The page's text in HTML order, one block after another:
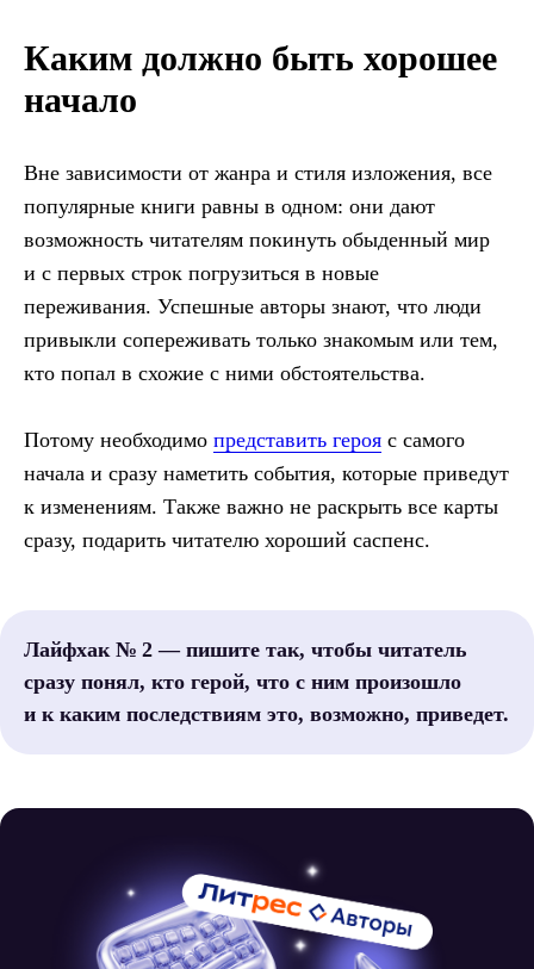
Каким должно быть хорошее
начало
Вне зависимости от жанра и стиля изложения, все
популярные книги равны в одном: они дают
возможность читателям покинуть обыденный мир
и с первых строк погрузиться в новые
переживания. Успешные авторы знают, что люди
привыкли сопереживать только знакомым или тем,
кто попал в схожие с ними обстоятельства.
Потому необходимо представить героя с самого
начала и сразу наметить события, которые приведут
к изменениям. Также важно не раскрыть все карты
сразу, подарить читателю хороший саспенс.
Лайфхак № 2 — пишите так, чтобы читатель
сразу понял, кто герой, что с ним произошло
и к каким последствиям это, возможно, приведет.